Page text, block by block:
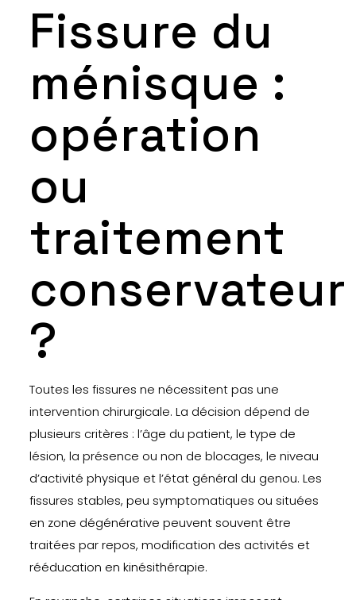
Fissure du
ménisque :
opération
ou
traitement
conservateur
?
Toutes les fissures ne nécessitent pas une
intervention chirurgicale. La décision dépend de
plusieurs critères : l’âge du patient, le type de
lésion, la présence ou non de blocages, le niveau
d’activité physique et l’état général du genou. Les
fissures stables, peu symptomatiques ou situées
en zone dégénérative peuvent souvent être
traitées par repos, modification des activités et
rééducation en kinésithérapie.